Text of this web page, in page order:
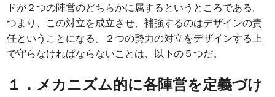
ドが２つの陣営のどちらかに属するというところである。
つまり、この対立を成立させ、補強するのはデザインの責
任ということになる。２つの勢力の対立をデザインする上
で守らなければならないことは、以下の５つだ。
１．メカニズム的に各陣営を定義づけ